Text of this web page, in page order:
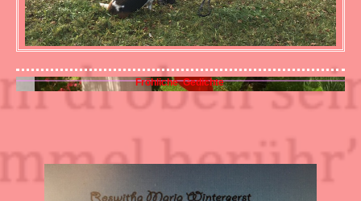
Fröhliche Gedichte